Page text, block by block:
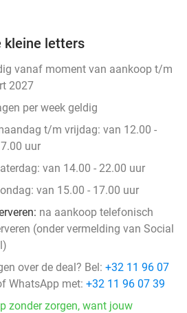
kleine letters
vanaf moment van aankoop t/m
2027
per week geldig
t/m vrijdag: van 12.00 -
uur
van 14.00 - 22.00 uur
van 15.00 - 17.00 uur
na aankoop telefonisch
(onder vermelding van Social
over de deal? Bel: +32 11 96 07
WhatsApp met: +32 11 96 07 39
zonder zorgen, want jouw